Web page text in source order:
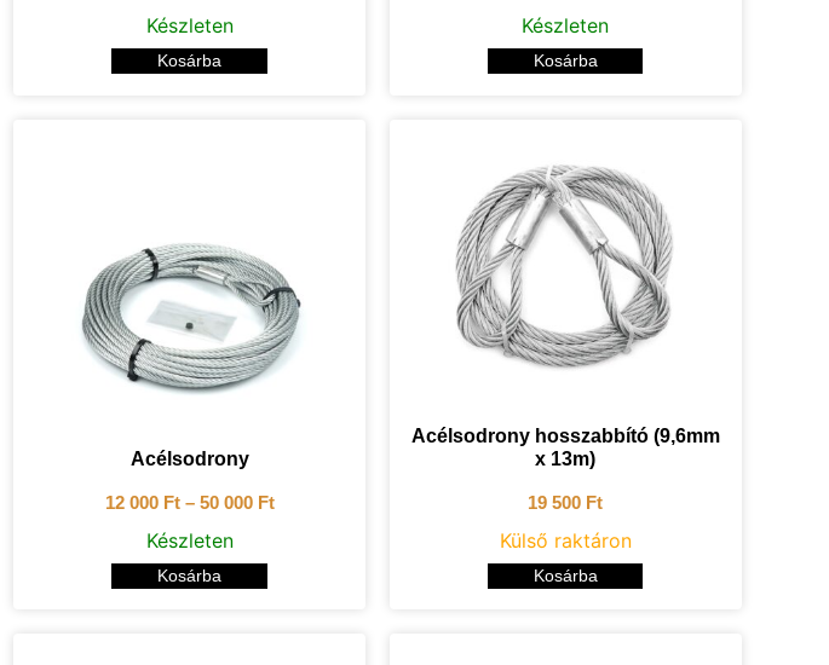
Készleten
Kosárba
Készleten
Kosárba
Acélsodrony
12 000 Ft– 50 000 Ft
Készleten
Kosárba
Acélsodrony hosszabbító (9,6mm
x 13m)
19 500 Ft
Külső raktáron
Kosárba